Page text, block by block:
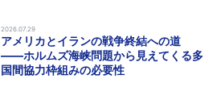
2026.07.29
アメリカとイランの戦争終結への道
――ホルムズ海峡問題から見えてくる多
国間協力枠組みの必要性